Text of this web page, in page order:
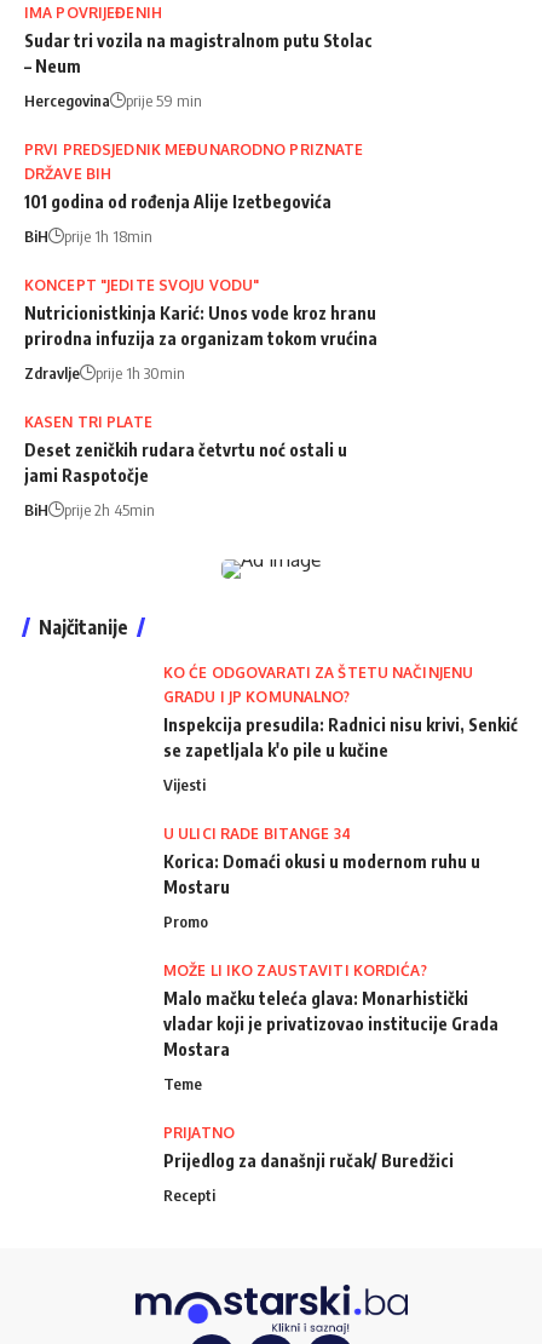
IMA POVRIJEĐENIH
Sudar tri vozila na magistralnom putu Stolac
– Neum
Hercegovina prije 59 min
PRVI PREDSJEDNIK MEĐUNARODNO PRIZNATE
DRŽAVE BIH
101 godina od rođenja Alije Izetbegovića
BiH prije 1h 18min
KONCEPT "JEDITE SVOJU VODU"
Nutricionistkinja Karić: Unos vode kroz hranu
prirodna infuzija za organizam tokom vrućina
Zdravlje prije 1h 30min
KASEN TRI PLATE
Deset zeničkih rudara četvrtu noć ostali u
jami Raspotočje
BiH prije 2h 45min
Najčitanije
KO ĆE ODGOVARATI ZA ŠTETU NAČINJENU
GRADU I JP KOMUNALNO?
Inspekcija presudila: Radnici nisu krivi, Senkić
se zapetljala k'o pile u kučine
Vijesti
U ULICI RADE BITANGE 34
Korica: Domaći okusi u modernom ruhu u
Mostaru
Promo
MOŽE LI IKO ZAUSTAVITI KORDIĆA?
Malo mačku teleća glava: Monarhistički
vladar koji je privatizovao institucije Grada
Mostara
Teme
PRIJATNO
Prijedlog za današnji ručak/ Buredžici
Recepti